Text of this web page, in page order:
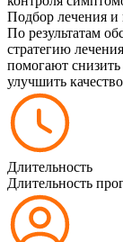
Подбор лечения и
По результатам
стратегию
помогают
улучшить
Длительность
Длительность